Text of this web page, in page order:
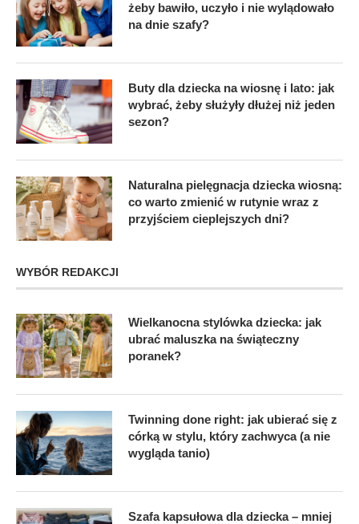
żeby bawiło, uczyło i nie wylądowało
na dnie szafy?
Buty dla dziecka na wiosnę i lato: jak
wybrać, żeby służyły dłużej niż jeden
sezon?
Naturalna pielęgnacja dziecka wiosną:
co warto zmienić w rutynie wraz z
przyjściem cieplejszych dni?
WYBÓR REDAKCJI
Wielkanocna stylówka dziecka: jak
ubrać maluszka na świąteczny
poranek?
Twinning done right: jak ubierać się z
córką w stylu, który zachwyca (a nie
wygląda tanio)
Szafa kapsułowa dla dziecka – mniej